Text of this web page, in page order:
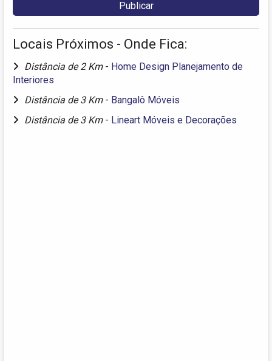
Locais Próximos - Onde Fica:
Distância de 2 Km - Home Design Planejamento de
Interiores
Distância de 3 Km - Bangalô Móveis
Distância de 3 Km - Lineart Móveis e Decorações